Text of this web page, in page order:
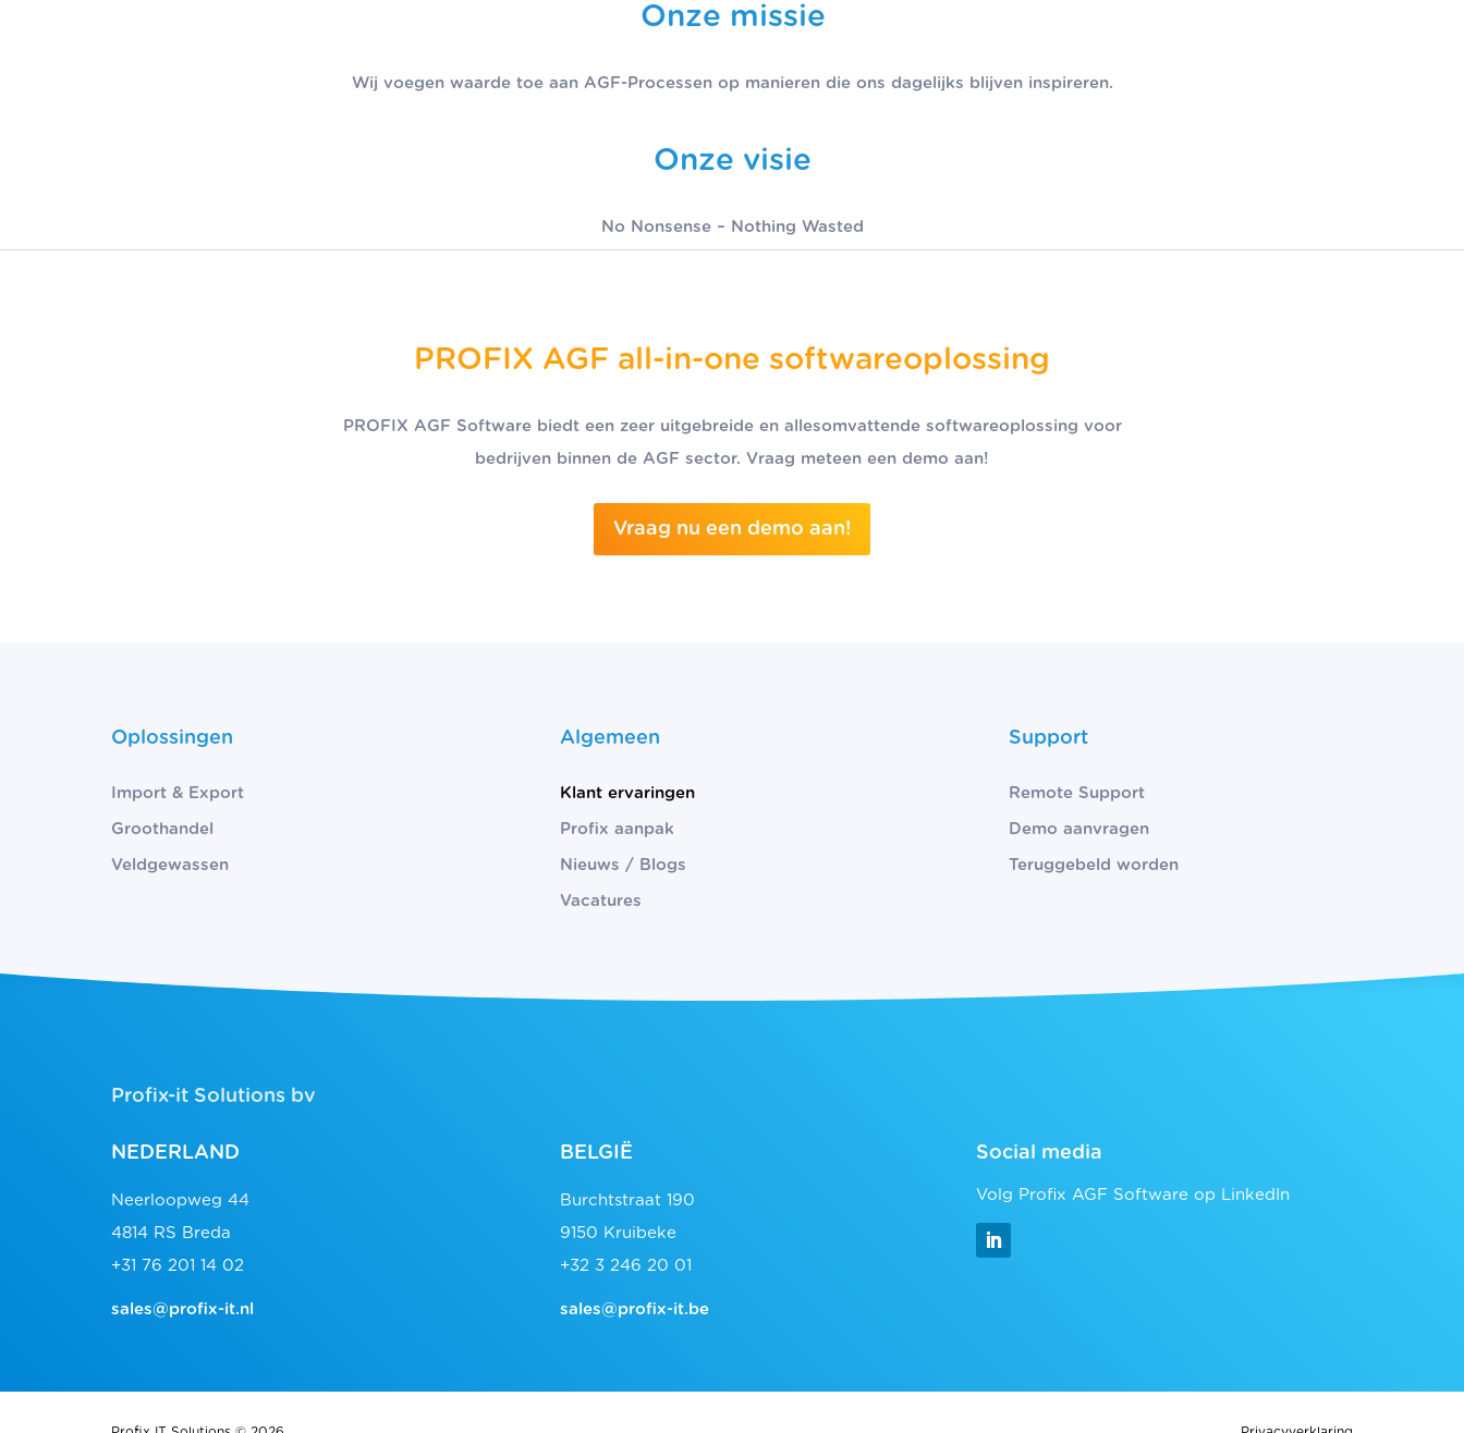
Onze missie
Wij voegen waarde toe aan AGF-Processen op manieren die ons dagelijks blijven inspireren.
Onze visie
No Nonsense – Nothing Wasted
PROFIX AGF all-in-one softwareoplossing
PROFIX AGF Software biedt een zeer uitgebreide en allesomvattende softwareoplossing voor
bedrijven binnen de AGF sector. Vraag meteen een demo aan!
Vraag nu een demo aan!
Oplossingen
Import & Export
Groothandel
Veldgewassen
Algemeen
Klant ervaringen
Profix aanpak
Nieuws / Blogs
Vacatures
Support
Remote Support
Demo aanvragen
Teruggebeld worden
Profix-it Solutions bv
NEDERLAND
Neerloopweg 44
4814 RS Breda
+31 76 201 14 02
sales@profix-it.nl
BELGIË
Burchtstraat 190
9150 Kruibeke
+32 3 246 20 01
sales@profix-it.be
Social media
Volg Profix AGF Software op LinkedIn